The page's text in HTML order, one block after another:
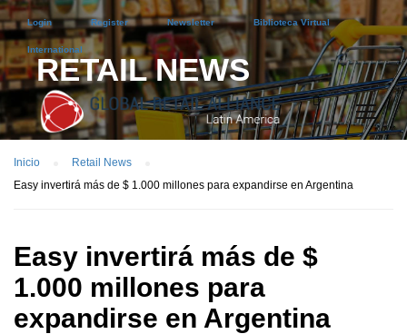
Login Register Newsletter Biblioteca Virtual
International
RETAIL NEWS
Inicio
Retail News
Easy invertirá más de $ 1.000 millones para expandirse en Argentina
Easy invertirá más de $
1.000 millones para
expandirse en Argentina